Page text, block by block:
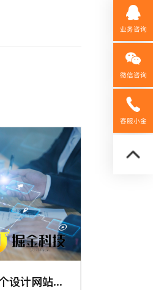
业务咨询
微信咨询
客服小金
厦门网站建设-有了这7个设计网站&工具，做设计更有谱了